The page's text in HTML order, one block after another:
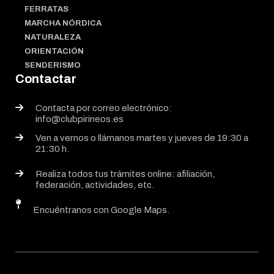
FERRATAS
MARCHA NÓRDICA
NATURALEZA
ORIENTACIÓN
SENDERISMO
Contactar
Contacta por correo electrónico:
info@clubpirineos.es
Ven a vernos o llámanos martes y jueves de 19:30 a
21:30 h.
Realiza todos tus trámites online: afiliación,
federación, actividades, etc.
Encuéntranos con Google Maps.